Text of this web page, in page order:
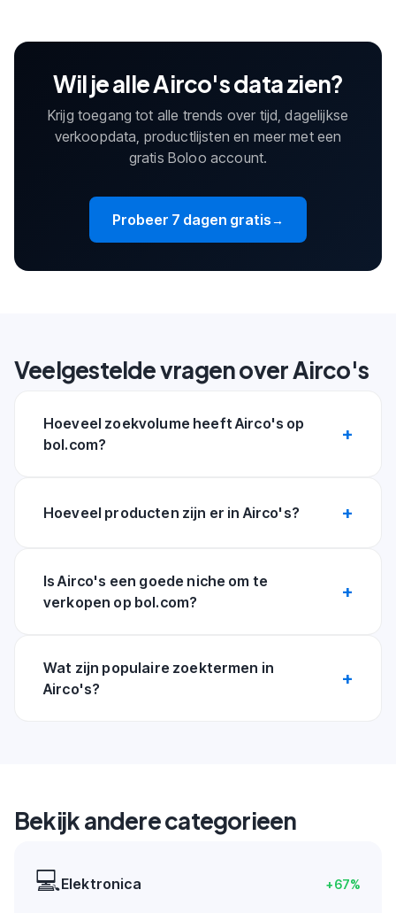
Wil je alle Airco's data zien?
Krijg toegang tot alle trends over tijd, dagelijkse
verkoopdata, productlijsten en meer met een
gratis Boloo account.
Probeer 7 dagen gratis→
Veelgestelde vragen over Airco's
Hoeveel zoekvolume heeft Airco's op
bol.com?
Hoeveel producten zijn er in Airco's?
Is Airco's een goede niche om te
verkopen op bol.com?
Wat zijn populaire zoektermen in
Airco's?
Bekijk andere categorieen
💻Elektronica +67%